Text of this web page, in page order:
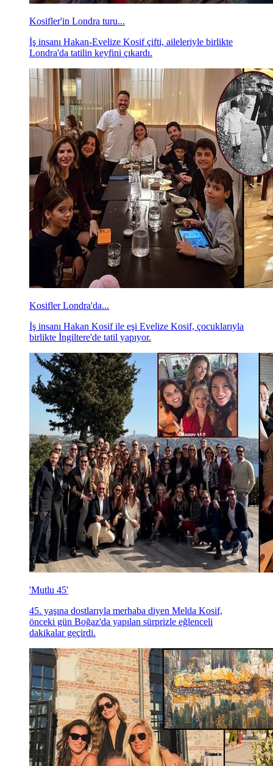
Kosifler'in Londra turu...
İş insanı Hakan-Evelize Kosif çifti, aileleriyle birlikte
Londra'da tatilin keyfini çıkardı.
Kosifler Londra'da...
İş insanı Hakan Kosif ile eşi Evelize Kosif, çocuklarıyla
birlikte İngiltere'de tatil yapıyor.
'Mutlu 45'
45. yaşına dostlarıyla merhaba diyen Melda Kosif,
önceki gün Boğaz'da yapılan sürprizle eğlenceli
dakikalar geçirdi.